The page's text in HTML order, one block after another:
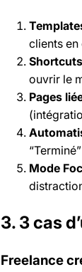
clients en
ouvrir le
Pages
Mode
3. 3 cas
Freelance